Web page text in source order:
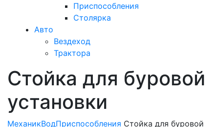
Приспособления
Столярка
Авто
Вездеход
Трактора
Закрыть
меню
Стойка для буровой
установки
МеханикВодПриспособления Стойка для буровой